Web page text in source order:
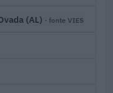
(AL) · fonte VIES